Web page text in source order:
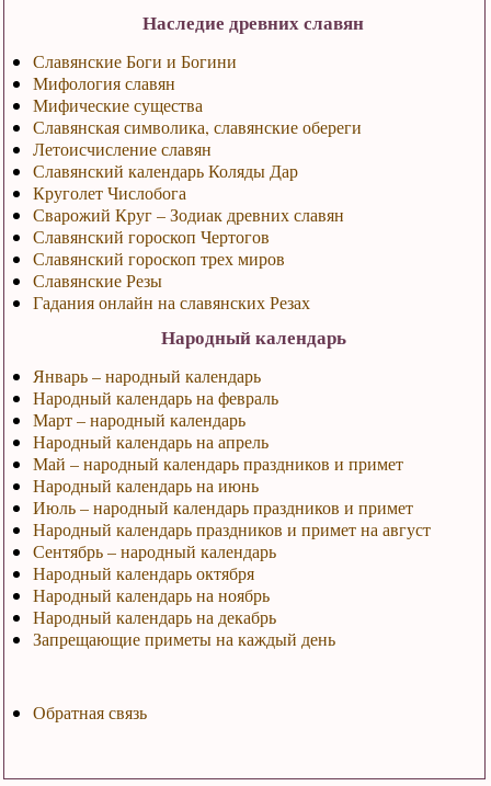
Наследие древних славян
Славянские Боги и Богини
Мифология славян
Мифические существа
Славянская символика, славянские обереги
Летоисчисление славян
Славянский календарь Коляды Дар
Круголет Числобога
Сварожий Круг – Зодиак древних славян
Славянский гороскоп Чертогов
Славянский гороскоп трех миров
Славянские Резы
Гадания онлайн на славянских Резах
Народный календарь
Январь – народный календарь
Народный календарь на февраль
Март – народный календарь
Народный календарь на апрель
Май – народный календарь праздников и примет
Народный календарь на июнь
Июль – народный календарь праздников и примет
Народный календарь праздников и примет на август
Сентябрь – народный календарь
Народный календарь октября
Народный календарь на ноябрь
Народный календарь на декабрь
Запрещающие приметы на каждый день
Обратная связь